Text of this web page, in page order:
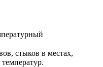
стыков в местах,